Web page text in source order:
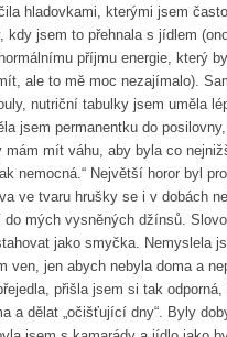
hladovkami, kterými jsem často
kdy jsem to přehnala s jídlem (ono
příjmu energie, který
ale to mě moc nezajímalo).
nutriční tabulky jsem uměla
jsem permanentku do
mám mít váhu, aby byla co
nemocná.“ Největší horor byl
ve tvaru hrušky se i v dobách
do mých vysněných džínsů.
jako smyčka. Nemyslela
ven, jen abych nebyla doma a
přišla jsem si tak odporná,
a dělat „očišťující dny“. Byly